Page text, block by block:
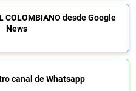
COLOMBIANO desde Google
News
canal de Whatsapp